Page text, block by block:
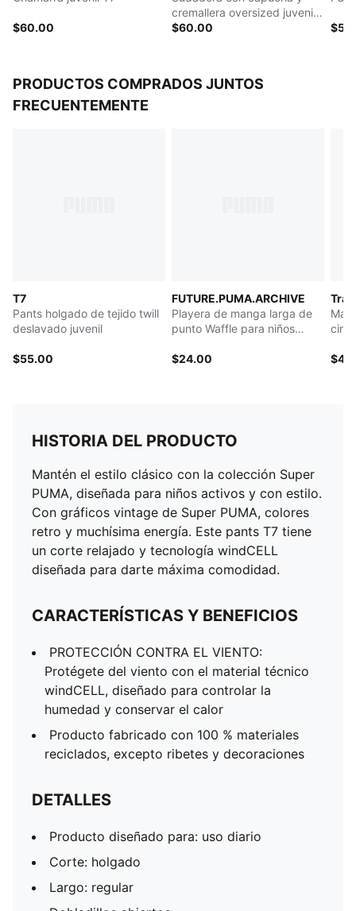
adolescentes de 8 a 16 años
$60.00
cremallera oversized juvenil
T7
$60.00
PRODUCTOS COMPRADOS JUNTOS
FRECUENTEMENTE
T7
Pants holgado de tejido twill
deslavado juvenil
$55.00
FUTURE.PUMA.ARCHIVE
Playera de manga larga de
punto Waffle para niños
$24.00
HISTORIA DEL PRODUCTO
Mantén el estilo clásico con la colección Super
PUMA, diseñada para niños activos y con estilo.
Con gráficos vintage de Super PUMA, colores
retro y muchísima energía. Este pants T7 tiene
un corte relajado y tecnología windCELL
diseñada para darte máxima comodidad.
CARACTERÍSTICAS Y BENEFICIOS
PROTECCIÓN CONTRA EL VIENTO:
Protégete del viento con el material técnico
windCELL, diseñado para controlar la
humedad y conservar el calor
Producto fabricado con 100 % materiales
reciclados, excepto ribetes y decoraciones
DETALLES
Producto diseñado para: uso diario
Corte: holgado
Largo: regular